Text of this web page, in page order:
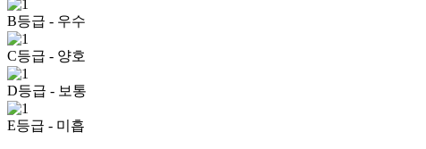
B등급 - 우수
C등급 - 양호
D등급 - 보통
E등급 - 미흡